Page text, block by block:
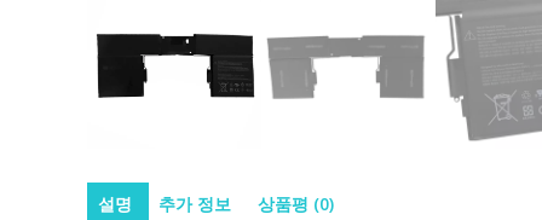
설명 추가 정보 상품평 (0)